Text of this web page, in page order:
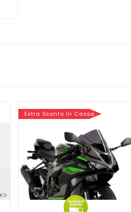
Extra Sconto In Cassa